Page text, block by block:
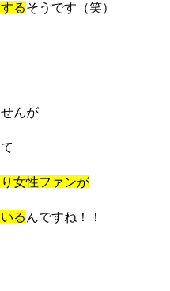
るそうです（笑）
んが
女性ファンが
る んですね！！